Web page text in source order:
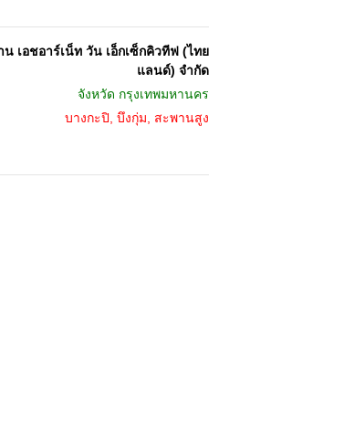
เอชอาร์เน็ท วัน เอ็กเซ็กคิวทีฟ (ไทย
แลนด์) จำกัด
จังหวัด กรุงเทพมหานคร
บางกะปิ, บึงกุ่ม, สะพานสูง